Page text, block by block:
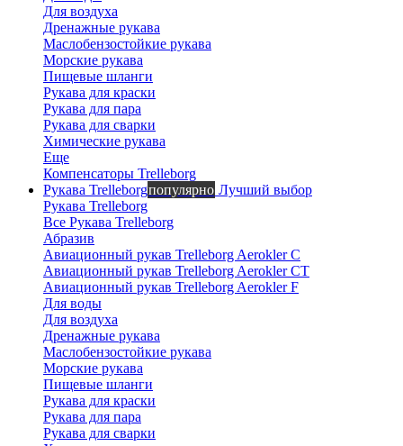
Для воздуха
Дренажные рукава
Маслобензостойкие рукава
Морские рукава
Пищевые шланги
Рукава для краски
Рукава для пара
Рукава для сварки
Химические рукава
Еще
Компенсаторы Trelleborg
Рукава Trelleborgпопулярно Лучший выбор
Рукава Trelleborg
Все Рукава Trelleborg
Абразив
Авиационный рукав Trelleborg Aerokler C
Авиационный рукав Trelleborg Aerokler CT
Авиационный рукав Trelleborg Aerokler F
Для воды
Для воздуха
Дренажные рукава
Маслобензостойкие рукава
Морские рукава
Пищевые шланги
Рукава для краски
Рукава для пара
Рукава для сварки